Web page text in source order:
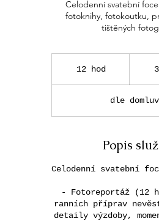
Celodenní svatební
fotoknihy, fotokoutku,
tištěných
12 hod
d
dle
Popis
Celodenní svatební
- Fotoreportáž (12
ranních příprav
detaily výzdoby,